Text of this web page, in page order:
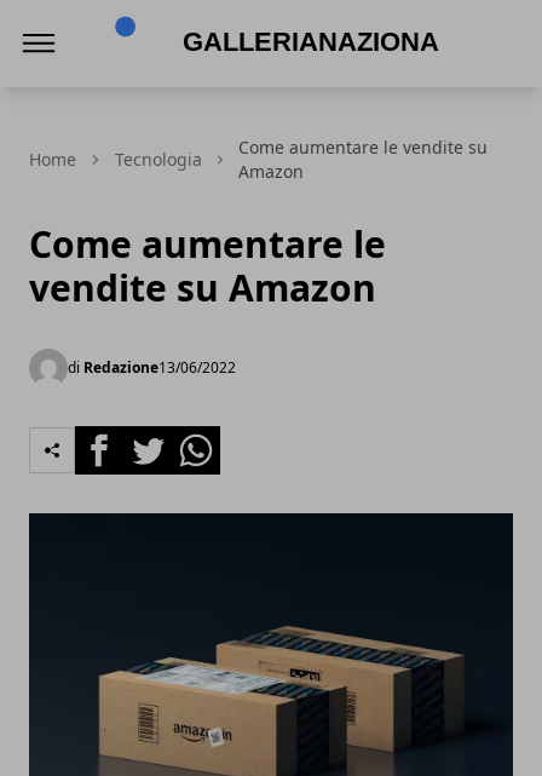
Home Tecnologia
Come aumentare le vendite su
Amazon
Come aumentare le
vendite su Amazon
di Redazione13/06/2022
FacebookTwitterWhatsapp